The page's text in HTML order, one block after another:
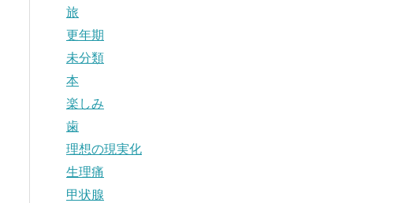
旅
更年期
未分類
本
楽しみ
歯
理想の現実化
生理痛
甲状腺